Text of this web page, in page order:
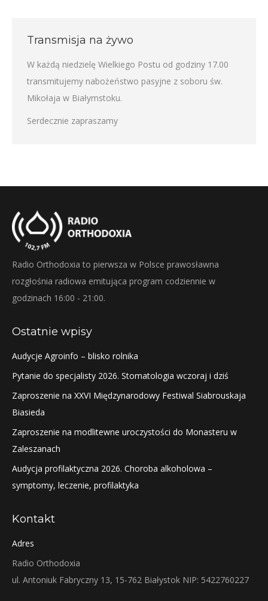
Transmisja na żywo
W każdą niedzielę Wielkiego Postu od godziny 17.00
transmitujemy nabożeństwo pasyjne z soboru św.
Mikołaja w Białymstoku.
Serdecznie zapraszamy
Radio Orthodoxia to pierwsza w Polsce prawosławna
rozgłośnia radiowa emitująca program codziennie w
godzinach 16:00 - 21:00.
Ostatnie wpisy
Audycje Agroinfo – blisko rolnika
Pytanie do specjalisty 2026. Stomatologia wczoraj i dziś
Zaproszenie na XXVI Międzynarodowy Festiwal Siabrouskaja
Biasieda
Zaproszenie na modlitewne uroczystości do Monasteru w
Zaleszanach
Audycja profilaktyczna 2026. Choroba alkoholowa –
symptomy, leczenie, profilaktyka
Kontakt
Adres
Radio Orthodoxia
ul. Antoniuk Fabryczny 13, 15-762 Białystok NIP: 5422760227